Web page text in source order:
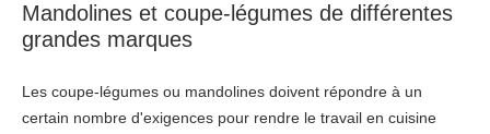
Mandolines et coupe-légumes de différentes
grandes marques
Les coupe-légumes ou mandolines doivent répondre à un
certain nombre d'exigences pour rendre le travail en cuisine